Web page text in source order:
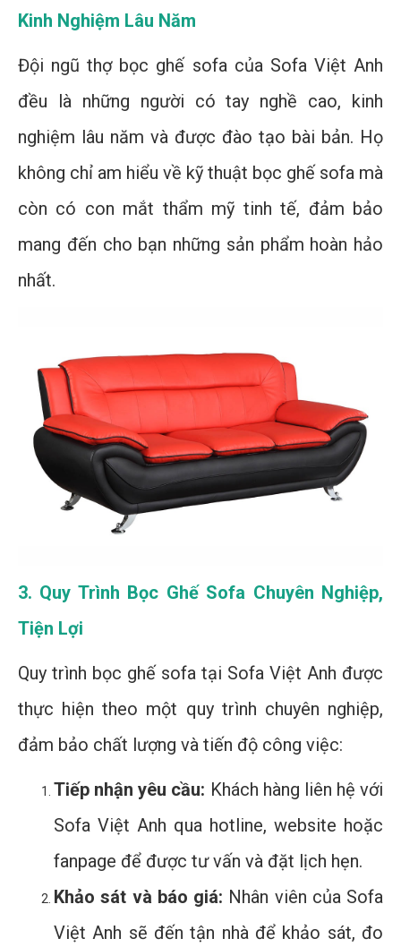
Kinh Nghiệm Lâu Năm
Đội ngũ thợ bọc ghế sofa của Sofa Việt Anh
đều là những người có tay nghề cao, kinh
nghiệm lâu năm và được đào tạo bài bản. Họ
không chỉ am hiểu về kỹ thuật bọc ghế sofa mà
còn có con mắt thẩm mỹ tinh tế, đảm bảo
mang đến cho bạn những sản phẩm hoàn hảo
nhất.
3. Quy Trình Bọc Ghế Sofa Chuyên Nghiệp,
Tiện Lợi
Quy trình bọc ghế sofa tại Sofa Việt Anh được
thực hiện theo một quy trình chuyên nghiệp,
đảm bảo chất lượng và tiến độ công việc:
Tiếp nhận yêu cầu: Khách hàng liên hệ với
Sofa Việt Anh qua hotline, website hoặc
fanpage để được tư vấn và đặt lịch hẹn.
Khảo sát và báo giá: Nhân viên của Sofa
Việt Anh sẽ đến tận nhà để khảo sát, đo